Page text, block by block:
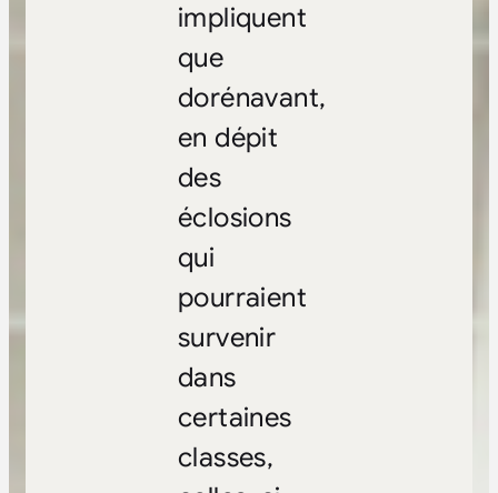
impliquent
que
dorénavant,
en dépit
des
éclosions
qui
pourraient
survenir
dans
certaines
classes,